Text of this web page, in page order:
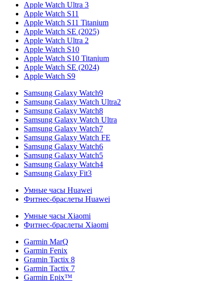
Apple Watch Ultra 3
Apple Watch S11
Apple Watch S11 Titanium
Apple Watch SE (2025)
Apple Watch Ultra 2
Apple Watch S10
Apple Watch S10 Titanium
Apple Watch SE (2024)
Apple Watch S9
Samsung Galaxy Watch9
Samsung Galaxy Watch Ultra2
Samsung Galaxy Watch8
Samsung Galaxy Watch Ultra
Samsung Galaxy Watch7
Samsung Galaxy Watch FE
Samsung Galaxy Watch6
Samsung Galaxy Watch5
Samsung Galaxy Watch4
Samsung Galaxy Fit3
Умные часы Huawei
Фитнес-браслеты Huawei
Умные часы Xiaomi
Фитнес-браслеты Xiaomi
Garmin MarQ
Garmin Fenix
Gramin Tactix 8
Garmin Tactix 7
Garmin Epix™